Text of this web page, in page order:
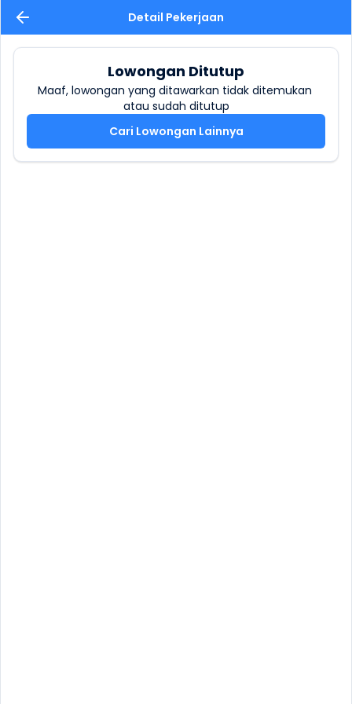
Detail Pekerjaan
Lowongan Ditutup
Maaf, lowongan yang ditawarkan tidak ditemukan
atau sudah ditutup
Cari Lowongan Lainnya